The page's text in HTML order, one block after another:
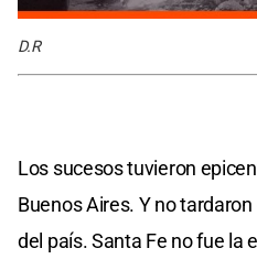
D.R
​Los sucesos tuvieron
Buenos Aires. Y no
del país. Santa Fe no fue la